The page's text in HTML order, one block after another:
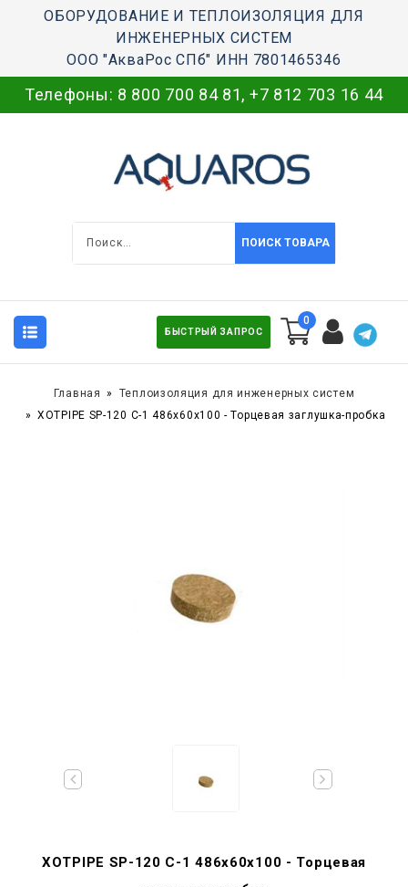
ОБОРУДОВАНИЕ И ТЕПЛОИЗОЛЯЦИЯ ДЛЯ
ИНЖЕНЕРНЫХ СИСТЕМ
ООО "АкваРос СПб" ИНН 7801465346
Телефоны: 8 800 700 84 81, +7 812 703 16 44
ПОИСК ТОВАРА
БЫСТРЫЙ ЗАПРОС
0
Главная
Теплоизоляция для инженерных систем
XOTPIPE SP-120 C-1 486x60x100 - Торцевая заглушка-пробка
XOTPIPE SP-120 C-1 486x60x100 - Торцевая